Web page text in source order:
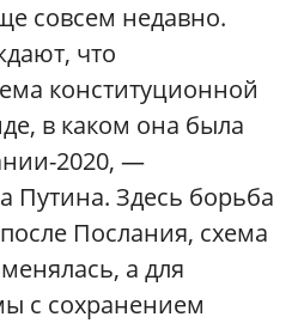
совсем недавно.
что
конституционной
в каком она была
2020, —
Путина. Здесь борьба
Послания, схема
а для
с сохранением